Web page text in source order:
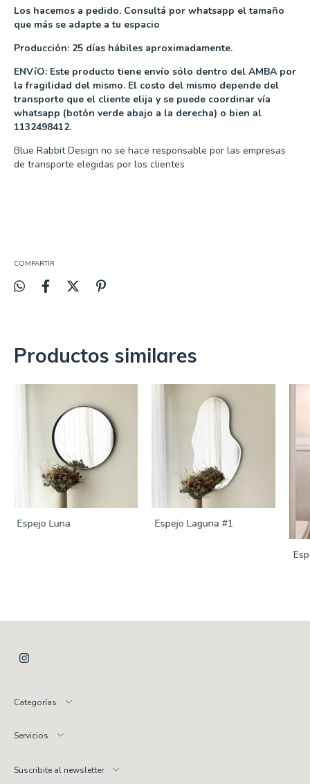
Los hacemos a pedido. Consultá por whatsapp el tamaño
que más se adapte a tu espacio
Producción: 25 días hábiles aproximadamente.
ENVíO: Este producto tiene envío sólo dentro del AMBA por
la fragilidad del mismo. El costo del mismo depende del
transporte que el cliente elija y se puede coordinar vía
whatsapp (botón verde abajo a la derecha) o bien al
1132498412.
Blue Rabbit Design no se hace responsable por las empresas
de transporte elegidas por los clientes
COMPARTIR
Productos similares
Espejo Luna Espejo Laguna #1
Categorías
Servicios
Suscribite al newsletter